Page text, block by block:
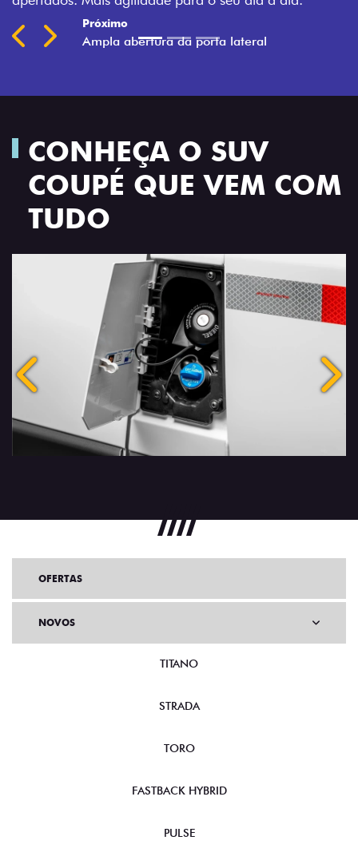
Previous
Next
CONHEÇA O SUV
COUPÉ QUE VEM COM
TUDO
Anterior
OFERTAS
NOVOS
TITANO
STRADA
TORO
FASTBACK HYBRID
PULSE